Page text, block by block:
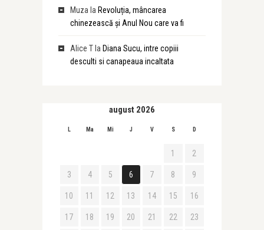
Muza la Revoluția, mâncarea
chinezească și Anul Nou care va fi
Alice Tla Diana Sucu, intre copiii
desculti si canapeaua incaltata
august 2026
L Ma Mi J V S D
1 2
3 4 5 6 7 8 9
10 11 12 13 14 15 16
17 18 19 20 21 22 23